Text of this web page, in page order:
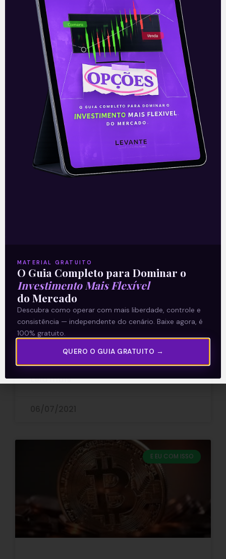
Os últimos dias de julho registraram um
movimento de alta nas cotações do
Bitcoin. A mais popular das criptomoedas
fechou, na quinta-feira (29), a US$
Leia mais
30/07/2021
E EU COM ISSO
E se o Bitcoin acabar?
Em 1920, após décadas de mobilização e
campanhas, o Congresso americano
aprovou a Lei Seca por uma maioria
esmagadora quantidade na Câmara e no
Leia mais
E EU COM ISSO
MATERIAL GRATUITO
O Guia Completo para Dominar o
Investimento Mais Flexível
do Mercado
Descubra como operar com mais liberdade, controle e
consistência — independente do cenário. Baixe agora, é
100% gratuito.
QUERO O GUIA GRATUITO →